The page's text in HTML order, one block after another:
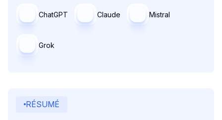
ChatGPT Claude Mistral
Grok
RÉSUMÉ